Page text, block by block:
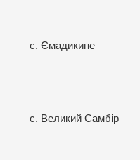
с. Ємадикине
с. Великий Самбір